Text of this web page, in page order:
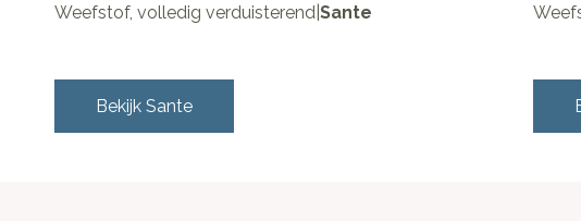
Weefstof, volledig verduisterend Sante
Bekijk Sante